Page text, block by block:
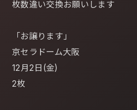
枚数違い交換お願いします
「お譲ります」
京セラドーム大阪
12月2日(金)
2枚